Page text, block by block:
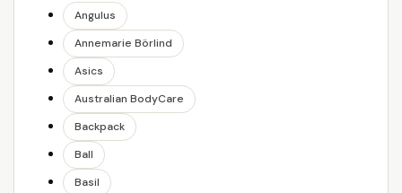
Angulus
Annemarie Börlind
Asics
Australian BodyCare
Backpack
Ball
Basil